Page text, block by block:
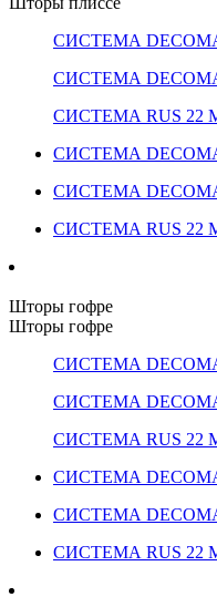
СИСТЕМА
СИСТЕМА
СИСТЕМА RUS 22
СИСТЕМА
СИСТЕМА
СИСТЕМА RUS 22
Шторы гофре
Шторы гофре
СИСТЕМА
СИСТЕМА
СИСТЕМА RUS 22
СИСТЕМА
СИСТЕМА
СИСТЕМА RUS 22